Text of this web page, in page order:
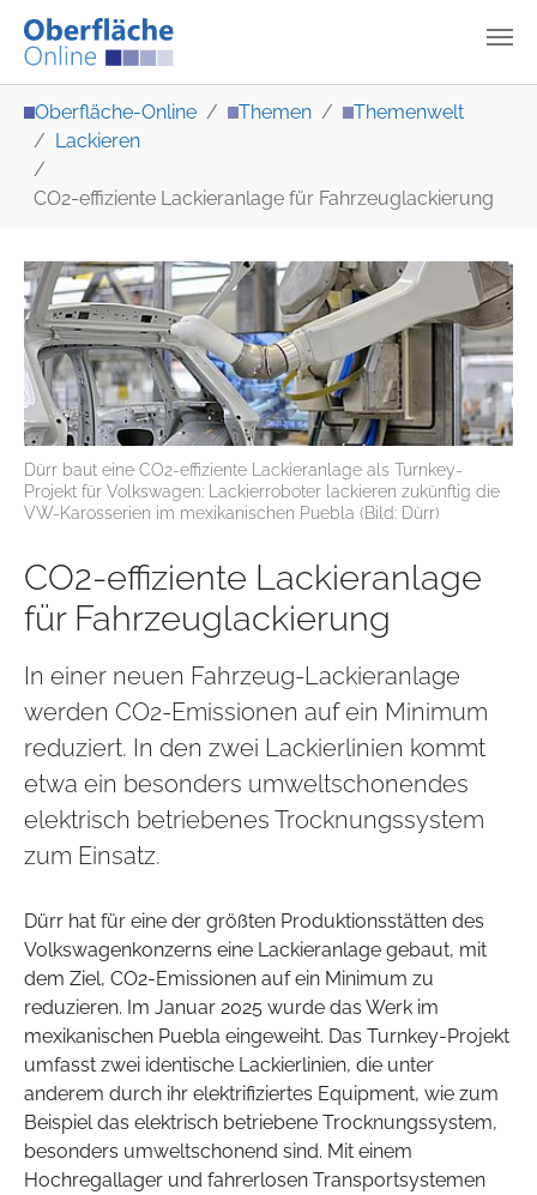
Oberfläche-Online Themen
Themenwelt
Lackieren
CO2-effiziente Lackieranlage für Fahrzeuglackierung
Dürr baut eine CO2-effiziente Lackieranlage als Turnkey-
Projekt für Volkswagen: Lackierroboter lackieren zukünftig die
VW-Karosserien im mexikanischen Puebla (Bild: Dürr)
CO2-effiziente Lackieranlage
für Fahrzeuglackierung
In einer neuen Fahrzeug-Lackieranlage
werden CO2-Emissionen auf ein Minimum
reduziert. In den zwei Lackierlinien kommt
etwa ein besonders umweltschonendes
elektrisch betriebenes Trocknungssystem
zum Einsatz.
Dürr hat für eine der größten Produktionsstätten des
Volkswagenkonzerns eine Lackieranlage gebaut, mit
dem Ziel, CO2-Emissionen auf ein Minimum zu
reduzieren. Im Januar 2025 wurde das Werk im
mexikanischen Puebla eingeweiht. Das Turnkey-Projekt
umfasst zwei identische Lackierlinien, die unter
anderem durch ihr elektrifiziertes Equipment, wie zum
Beispiel das elektrisch betriebene Trocknungssystem,
besonders umweltschonend sind. Mit einem
Hochregallager und fahrerlosen Transportsystemen